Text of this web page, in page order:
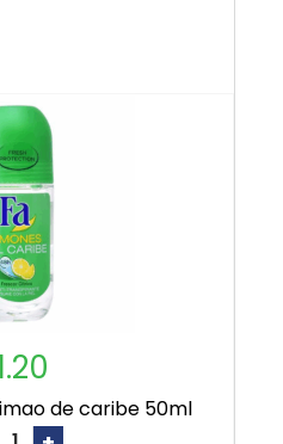
de caribe 50ml